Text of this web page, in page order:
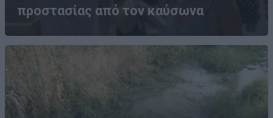
προστασίας από τον καύσωνα